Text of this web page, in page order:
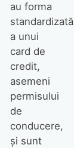
au forma
standardizată
a unui
card de
credit,
asemeni
permisului
de
conducere,
și sunt